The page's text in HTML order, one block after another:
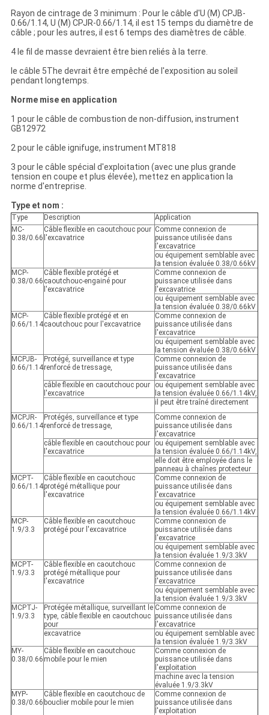
Rayon de cintrage de 3 minimum : Pour le câble d'U (M) CPJB-
0.66/1.14, U (M) CPJR-0.66/1.14, il est 15 temps du diamètre de
câble ; pour les autres, il est 6 temps des diamètres de câble.
4 le fil de masse devraient être bien reliés à la terre.
le câble 5The devrait être empêché de l'exposition au soleil
pendant longtemps.
Norme mise en application
1 pour le câble de combustion de non-diffusion, instrument
GB12972
2 pour le câble ignifuge, instrument MT818
3 pour le câble spécial d'exploitation (avec une plus grande
tension en coupe et plus élevée), mettez en application la
norme d'entreprise.
Type et nom :
Type Description
Application
MC-
0.38/0.66
Câble flexible en caoutchouc pour
l'excavatrice
Comme connexion de
puissance utilisée dans
l'excavatrice
ou équipement semblable avec
la tension évaluée 0.38/0.66kV
MCP-
0.38/0.66
Câble flexible protégé et
caoutchouc-engainé pour
l'excavatrice
Comme connexion de
puissance utilisée dans
l'excavatrice
ou équipement semblable avec
la tension évaluée 0.38/0.66kV
MCP-
0.66/1.14
Câble flexible protégé et en
caoutchouc pour l'excavatrice
Comme connexion de
puissance utilisée dans
l'excavatrice
ou équipement semblable avec
la tension évaluée 0.38/0.66kV
MCPJB-
0.66/1.14
Protégé, surveillance et type
renforcé de tressage,
Comme connexion de
puissance utilisée dans
l'excavatrice
câble flexible en caoutchouc pour
l'excavatrice
ou équipement semblable avec
la tension évaluée 0.66/1.14kV,
il peut être traîné directement
MCPJR-
0.66/1.14
Protégés, surveillance et type
renforcé de tressage,
Comme connexion de
puissance utilisée dans
l'excavatrice
câble flexible en caoutchouc pour
l'excavatrice
ou équipement semblable avec
la tension évaluée 0.66/1.14kV,
elle doit être employée dans le
panneau à chaînes protecteur
MCPT-
0.66/1.14
Câble flexible en caoutchouc
protégé métallique pour
l'excavatrice
Comme connexion de
puissance utilisée dans
l'excavatrice
ou équipement semblable avec
la tension évaluée 0.66/1.14kV
MCP-
1.9/3.3
Câble flexible en caoutchouc
protégé pour l'excavatrice
Comme connexion de
puissance utilisée dans
l'excavatrice
ou équipement semblable avec
la tension évaluée 1.9/3.3kV
MCPT-
1.9/3.3
Câble flexible en caoutchouc
protégé métallique pour
l'excavatrice
Comme connexion de
puissance utilisée dans
l'excavatrice
ou équipement semblable avec
la tension évaluée 1.9/3.3kV
MCPTJ-
1.9/3.3
Protégée métallique, surveillant le
type, câble flexible en caoutchouc
pour
Comme connexion de
puissance utilisée dans
l'excavatrice
excavatrice
ou équipement semblable avec
la tension évaluée 1.9/3.3kV
MY-
0.38/0.66
Câble flexible en caoutchouc
mobile pour le mien
Comme connexion de
puissance utilisée dans
l'exploitation
machine avec la tension
évaluée 1.9/3.3kV
MYP-
0.38/0.66
Câble flexible en caoutchouc de
bouclier mobile pour le mien
Comme connexion de
puissance utilisée dans
l'exploitation